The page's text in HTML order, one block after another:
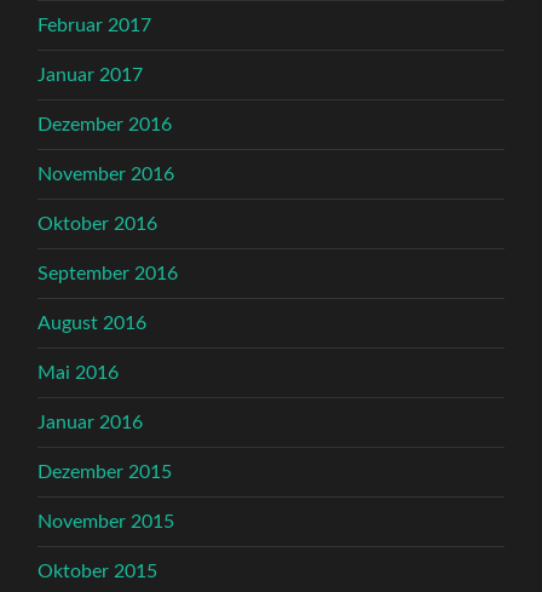
Februar 2017
Januar 2017
Dezember 2016
November 2016
Oktober 2016
September 2016
August 2016
Mai 2016
Januar 2016
Dezember 2015
November 2015
Oktober 2015